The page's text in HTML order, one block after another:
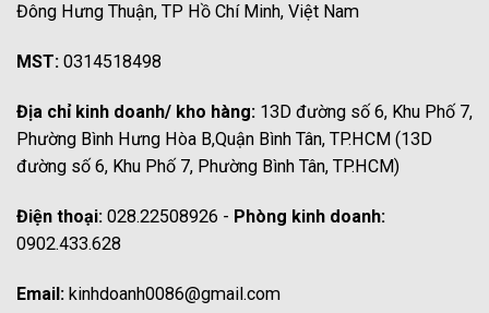
Đông Hưng Thuận, TP Hồ Chí Minh, Việt Nam
MST: 0314518498
Địa chỉ kinh doanh/ kho hàng: 13D đường số 6, Khu Phố 7,
Phường Bình Hưng Hòa B,Quận Bình Tân, TP.HCM (13D
đường số 6, Khu Phố 7, Phường Bình Tân, TP.HCM)
Điện thoại: 028.22508926 - Phòng kinh doanh:
0902.433.628
Email: kinhdoanh0086@gmail.com